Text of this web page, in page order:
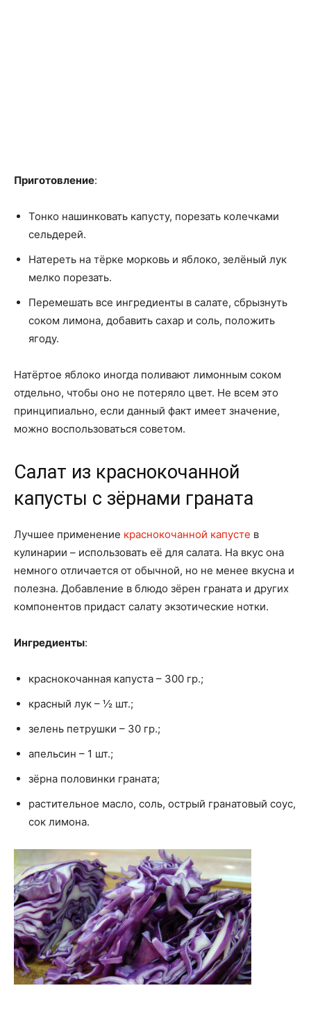
Приготовление:
Тонко нашинковать капусту, порезать колечками
сельдерей.
Натереть на тёрке морковь и яблоко, зелёный лук
мелко порезать.
Перемешать все ингредиенты в салате, сбрызнуть
соком лимона, добавить сахар и соль, положить
ягоду.
Натёртое яблоко иногда поливают лимонным соком
отдельно, чтобы оно не потеряло цвет. Не всем это
принципиально, если данный факт имеет значение,
можно воспользоваться советом.
Салат из краснокочанной
капусты с зёрнами граната
Лучшее применение краснокочанной капусте в
кулинарии – использовать её для салата. На вкус она
немного отличается от обычной, но не менее вкусна и
полезна. Добавление в блюдо зёрен граната и других
компонентов придаст салату экзотические нотки.
Ингредиенты:
краснокочанная капуста – 300 гр.;
красный лук – ½ шт.;
зелень петрушки – 30 гр.;
апельсин – 1 шт.;
зёрна половинки граната;
растительное масло, соль, острый гранатовый соус,
сок лимона.